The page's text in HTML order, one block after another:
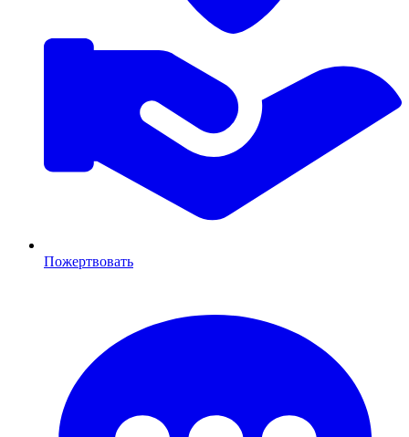
Пожертвовать